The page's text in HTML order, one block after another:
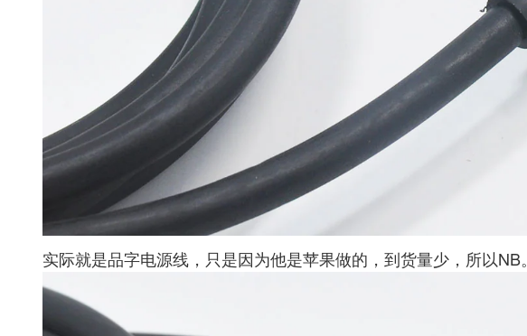
实际就是品字电源线，只是因为他是苹果做的，到货量少，所以NB。